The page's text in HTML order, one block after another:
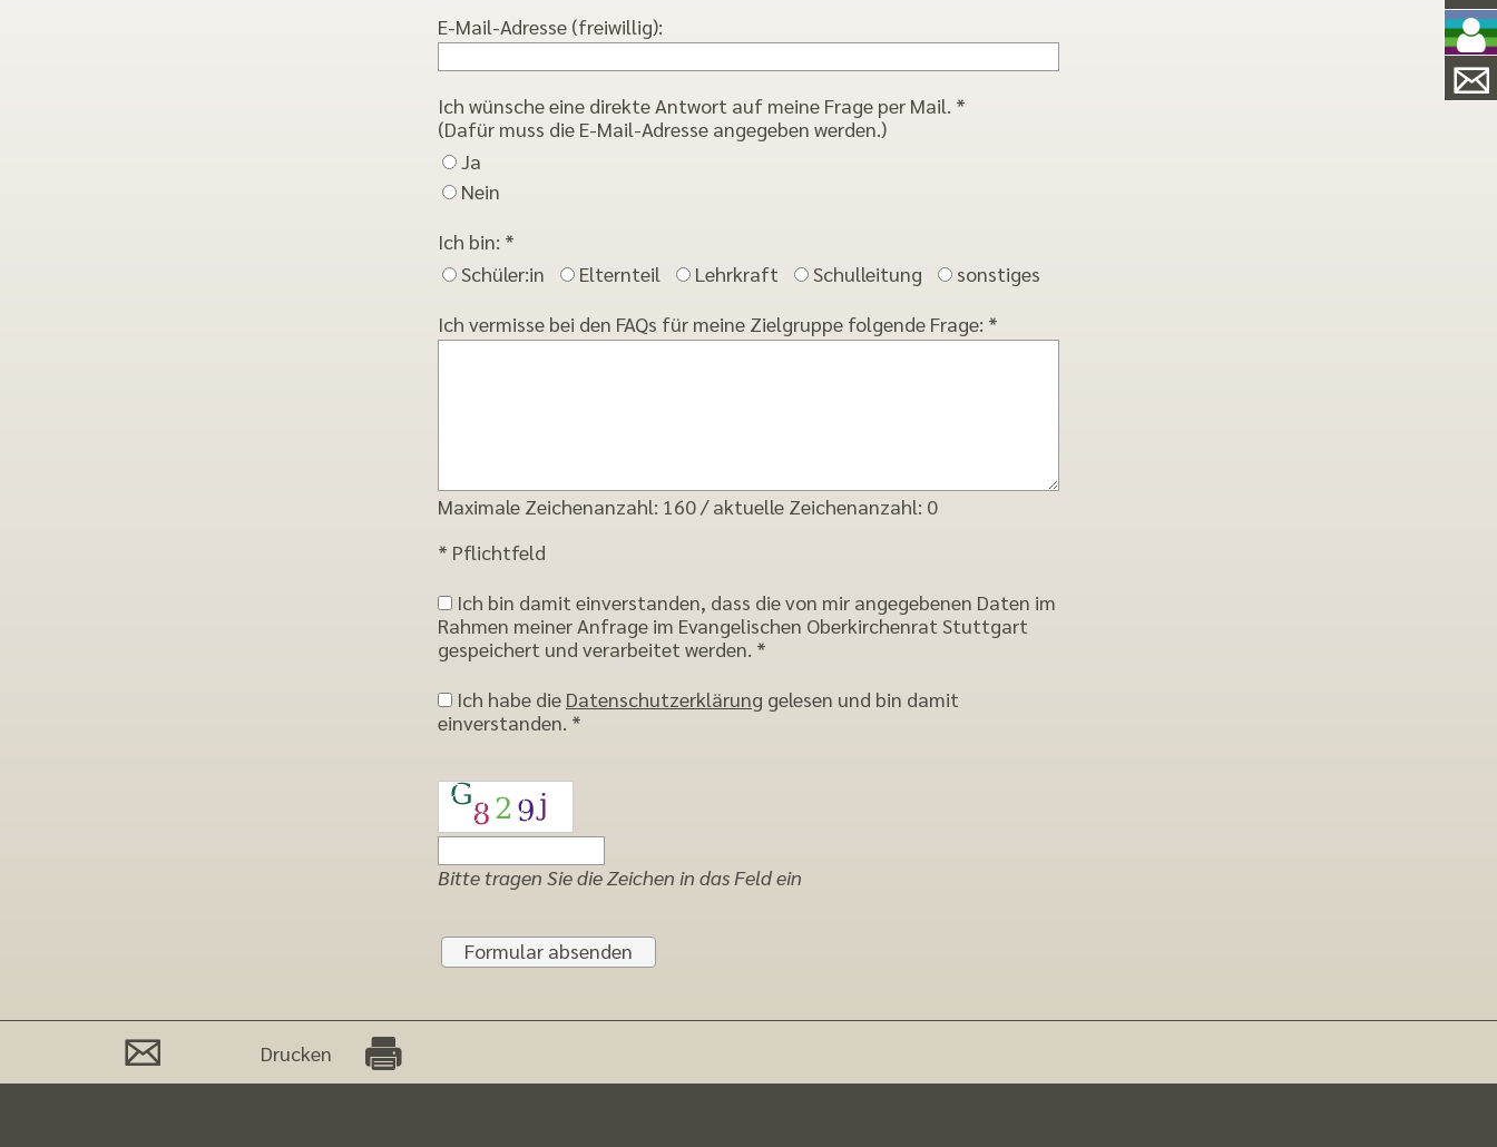
E-Mail-Adresse (freiwillig):
Ich wünsche eine direkte Antwort auf meine Frage per Mail. *
(Dafür muss die E-Mail-Adresse angegeben werden.)
Ja
Nein
Ich bin: *
Schüler:in
Elternteil Lehrkraft Schulleitung
sonstiges
Ich vermisse bei den FAQs für meine Zielgruppe folgende Frage: *
Maximale Zeichenanzahl: 160 / aktuelle Zeichenanzahl: 0
* Pflichtfeld
Ich bin damit einverstanden, dass die von mir angegebenen Daten im
Rahmen meiner Anfrage im Evangelischen Oberkirchenrat Stuttgart
gespeichert und verarbeitet werden. *
Ich habe die Datenschutzerklärung gelesen und bin damit
einverstanden. *
Bitte tragen Sie die Zeichen in das Feld ein
Drucken